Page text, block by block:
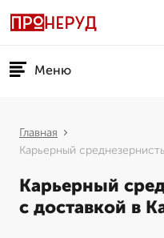
Меню
Главная
Карьерный
Карьерный
с доставкой в